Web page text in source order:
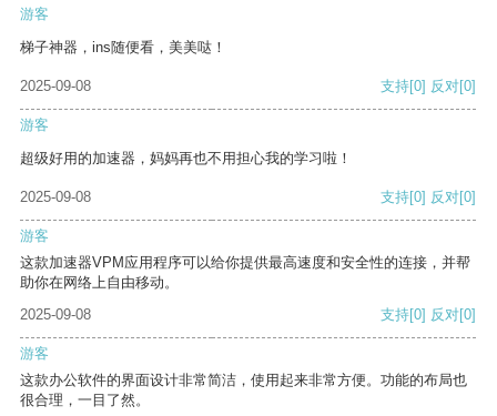
游客
梯子神器，ins随便看，美美哒！
2025-09-08 支持[0] 反对[0]
游客
超级好用的加速器，妈妈再也不用担心我的学习啦！
2025-09-08 支持[0] 反对[0]
游客
这款加速器VPM应用程序可以给你提供最高速度和安全性的连接，并帮
助你在网络上自由移动。
2025-09-08
支持[0] 反对[0]
游客
这款办公软件的界面设计非常简洁，使用起来非常方便。功能的布局也
很合理，一目了然。